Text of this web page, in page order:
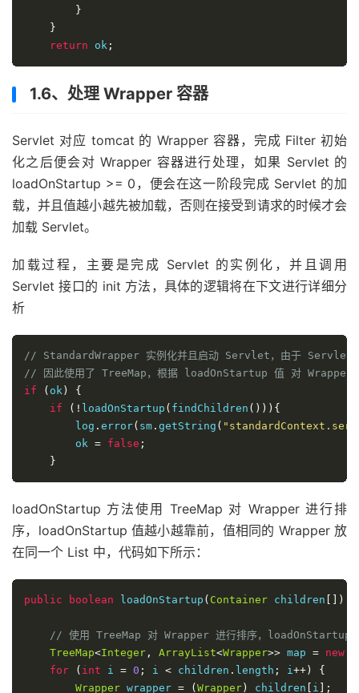
}
}
return ok ;
1.6、处理 Wrapper 容器
Servlet 对应 tomcat 的 Wrapper 容器，完成 Filter 初始
化之后便会对 Wrapper 容器进行处理，如果 Servlet 的
loadOnStartup >= 0，便会在这一阶段完成 Servlet 的加
载，并且值越小越先被加载，否则在接受到请求的时候才会
加载 Servlet。
加载过程，主要是完成 Servlet 的实例化，并且调用
Servlet 接口的 init 方法，具体的逻辑将在下文进行详细分
析
// StandardWrapper 实例化并且启动 Servlet，由于 Servlet
// 因此使用了 TreeMap，根据 loadOnStartup 值 对 Wrapper
if
( ok )
{
if
(! loadOnStartup ( findChildren ())){
        log
. error( sm . getString (
        ok
= false ;
}
loadOnStartup 方法使用 TreeMap 对 Wrapper 进行排
序，loadOnStartup 值越小越靠前，值相同的 Wrapper 放
在同一个 List 中，代码如下所示：
public boolean loadOnStartup ( Container children [])
// 使用 TreeMap 对 Wrapper 进行排序，loadOnStartup
TreeMap<Integer , ArrayList<Wrapper>> map = new
for
( int i = 0 ; i < children . length ; i++)
{
Wrapper wrapper = ( Wrapper ) children i ];